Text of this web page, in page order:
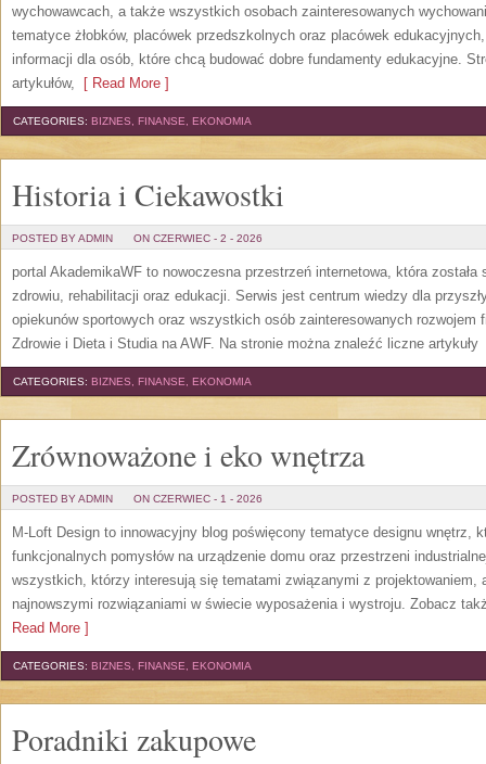
wychowawcach, a także wszystkich osobach zainteresowanych
tematyce żłobków, placówek przedszkolnych oraz placówek
informacji dla osób, które chcą budować dobre fundamenty edukacyjne.
artykułów, [ Read More ]
CATEGORIES: BIZNES, FINANSE, EKONOMIA
Historia i Ciekawostki
POSTED BY ADMIN ON CZERWIEC - 2 - 2026
portal AkademikaWF to nowoczesna przestrzeń internetowa, która
zdrowiu, rehabilitacji oraz edukacji. Serwis jest centrum wiedzy dla
opiekunów sportowych oraz wszystkich osób zainteresowanych rozwojem
Zdrowie i Dieta i Studia na AWF. Na stronie można znaleźć liczne artykuły
CATEGORIES: BIZNES, FINANSE, EKONOMIA
Zrównoważone i eko wnętrza
POSTED BY ADMIN ON CZERWIEC - 1 - 2026
M-Loft Design to innowacyjny blog poświęcony tematyce designu wnętrz,
funkcjonalnych pomysłów na urządzenie domu oraz przestrzeni
wszystkich, którzy interesują się tematami związanymi z projektowaniem,
najnowszymi rozwiązaniami w świecie wyposażenia i wystroju. Zobacz
Read More ]
CATEGORIES: BIZNES, FINANSE, EKONOMIA
Poradniki zakupowe